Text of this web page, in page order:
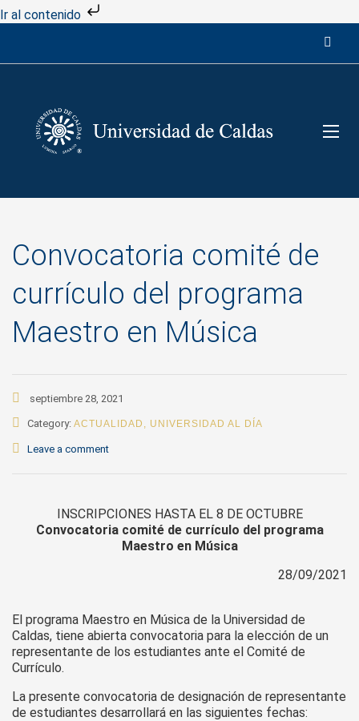
Ir al contenido
Convocatoria comité de
currículo del programa
Maestro en Música
septiembre 28, 2021
Category: ACTUALIDAD , UNIVERSIDAD AL DÍA
Leave a comment
INSCRIPCIONES HASTA EL 8 DE OCTUBRE
Convocatoria comité de currículo del programa
Maestro en Música
28/09/2021
El programa Maestro en Música de la Universidad de
Caldas, tiene abierta convocatoria para la elección de un
representante de los estudiantes ante el Comité de
Currículo.
La presente convocatoria de designación de representante
de estudiantes desarrollará en las siguientes fechas: